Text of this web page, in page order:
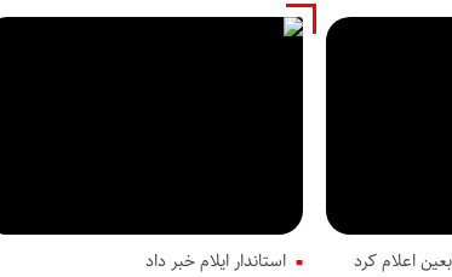
اعلام کرد استاندار ایلام خبر داد